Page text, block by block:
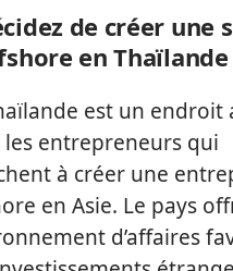
de créer une
en Thaïlande
est un
entrepreneurs qui
à créer une
en Asie. Le pays
d’affaires